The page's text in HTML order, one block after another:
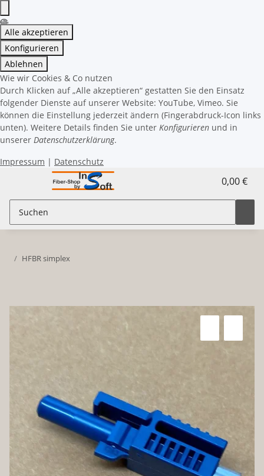
Alle akzeptieren
Konfigurieren
Ablehnen
Wie wir Cookies & Co nutzen
Durch Klicken auf „Alle akzeptieren“ gestatten Sie den Einsatz
folgender Dienste auf unserer Website: YouTube, Vimeo. Sie
können die Einstellung jederzeit ändern (Fingerabdruck-Icon links
unten). Weitere Details finden Sie unter Konfigurieren und in
unserer Datenschutzerklärung.
Impressum | Datenschutz
0,00 €
HFBR simplex